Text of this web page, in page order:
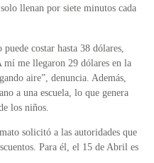
llenan por siete minutos cada
costar hasta 38 dólares,
mí me llegaron 29 dólares en la
aire”, denuncia. Además,
a una escuela, lo que genera
los niños.
solicitó a las autoridades que
Para él, el 15 de Abril es